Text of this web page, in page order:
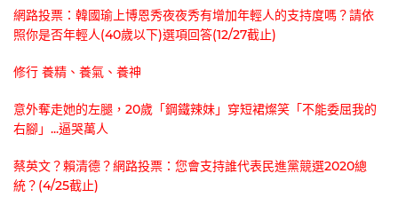
網路投票：韓國瑜上博恩秀夜夜秀有增加年輕人的支持度嗎？請依
照你是否年輕人(40歲以下)選項回答(12/27截止)
修行 養精、養氣、養神
意外奪走她的左腿，20歲「鋼鐵辣妹」穿短裙燦笑「不能委屈我的
右腳」...逼哭萬人
蔡英文？賴清德？網路投票：您會支持誰代表民進黨競選2020總
統？(4/25截止)